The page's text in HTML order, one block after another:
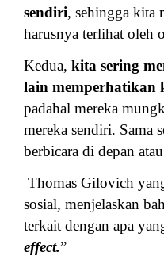
sendiri, sehingga kita
harusnya terlihat oleh
Kedua, kita sering
lain memperhatikan
padahal mereka
mereka sendiri. Sama
berbicara di depan
Thomas Gilovich
sosial, menjelaskan
terkait dengan apa
effect.”